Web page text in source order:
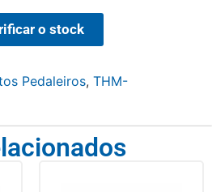
o stock
Pedaleiros, THM-